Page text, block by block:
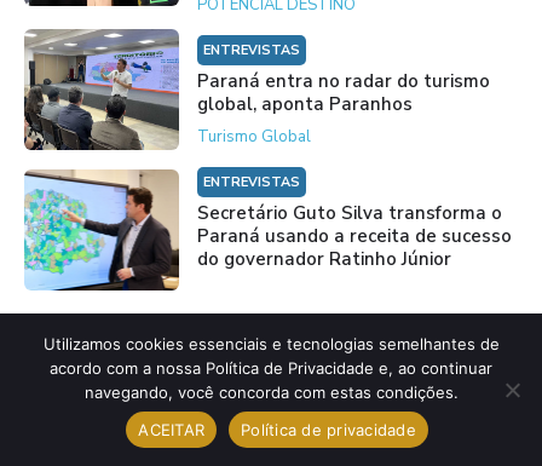
POTENCIAL DESTINO
ENTREVISTAS
Paraná entra no radar do turismo
global, aponta Paranhos
Turismo Global
ENTREVISTAS
Secretário Guto Silva transforma o
Paraná usando a receita de sucesso
do governador Ratinho Júnior
“Fenda”, primeiro álbum de Sergio
Copetti, já está disponível em
plataformas
Utilizamos cookies essenciais e tecnologias semelhantes de
acordo com a nossa Política de Privacidade e, ao continuar
navegando, você concorda com estas condições.
ACEITAR
Política de privacidade